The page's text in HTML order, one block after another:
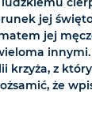
jej
jej
krzyża, z
że